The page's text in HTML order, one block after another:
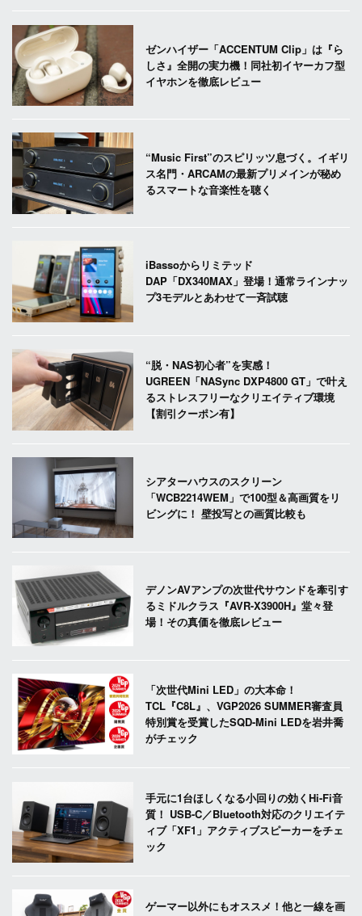
ゼンハイザー「ACCENTUM Clip」は『ら
しさ』全開の実力機！同社初イヤーカフ型
イヤホンを徹底レビュー
“Music First”のスピリッツ息づく。イギリ
ス名門・ARCAMの最新プリメインが秘め
るスマートな音楽性を聴く
iBassoからリミテッド
DAP「DX340MAX」登場！通常ラインナッ
プ3モデルとあわせて一斉試聴
“脱・NAS初心者”を実感！
UGREEN「NASync DXP4800 GT」で叶え
るストレスフリーなクリエイティブ環境
【割引クーポン有】
シアターハウスのスクリーン
「WCB2214WEM」で100型＆高画質をリ
ビングに！ 壁投写との画質比較も
デノンAVアンプの次世代サウンドを牽引す
るミドルクラス『AVR-X3900H』堂々登
場！その真価を徹底レビュー
「次世代Mini LED」の大本命！
TCL『C8L』、VGP2026 SUMMER審査員
特別賞を受賞したSQD-Mini LEDを岩井喬
がチェック
手元に1台ほしくなる小回りの効くHi-Fi音
質！ USB-C／Bluetooth対応のクリエイテ
ィブ「XF1」アクティブスピーカーをチェ
ック
ゲーマー以外にもオススメ！他と一線を画